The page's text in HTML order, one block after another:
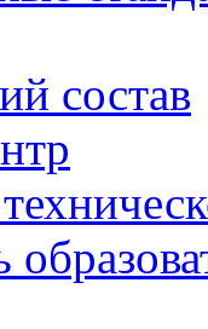
состав